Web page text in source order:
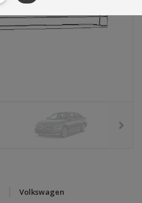
Volkswagen